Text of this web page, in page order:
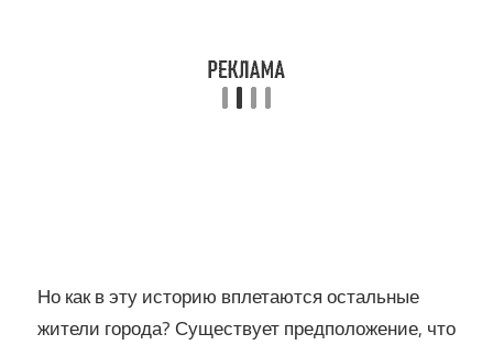
Но как в эту историю вплетаются остальные
жители города? Существует предположение, что